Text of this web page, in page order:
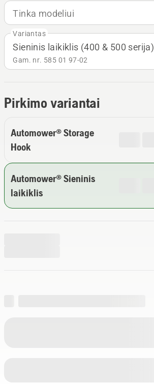
Tinka modeliui
Variantas
Sieninis laikiklis (400 & 500 serija)
Gam. nr. 585 01 97‑02
Pirkimo variantai
Automower® Storage
Hook
Automower® Sieninis
laikiklis